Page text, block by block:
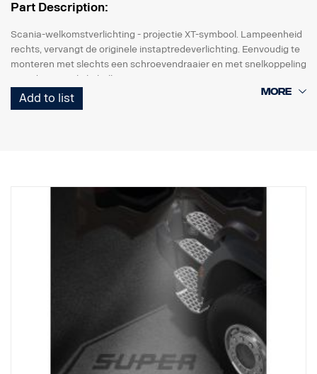
Part Description:
Scania-welkomstverlichting - projectie XT-symbool. Lampeenheid
rechts, vervangt de originele instaptredeverlichting. Eenvoudig te
monteren met slechts een schroevendraaier en met snelkoppeling
voor de originele kabelboom.
Opmerking. Alleen bestemd voor vrachtwagens met originele
Add to list